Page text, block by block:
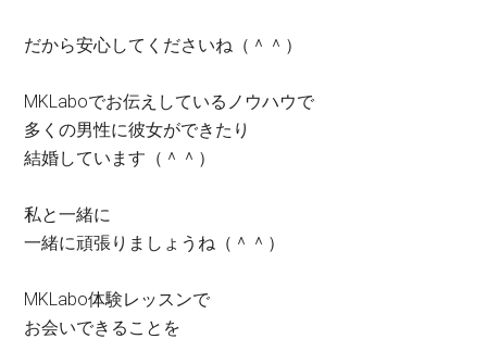
だから安心してくださいね（＾＾）
MKLaboでお伝えしているノウハウで
多くの男性に彼女ができたり
結婚しています（＾＾）
私と一緒に
一緒に頑張りましょうね（＾＾）
MKLabo体験レッスンで
お会いできることを